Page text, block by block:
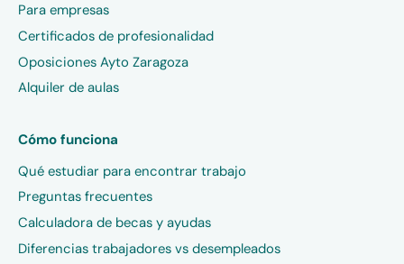
Para empresas
Certificados de profesionalidad
Oposiciones Ayto Zaragoza
Alquiler de aulas
Cómo funciona
Qué estudiar para encontrar trabajo
Preguntas frecuentes
Calculadora de becas y ayudas
Diferencias trabajadores vs desempleados